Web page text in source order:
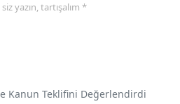
yazın, tartışalım *
Kanun Teklifini Değerlendirdi